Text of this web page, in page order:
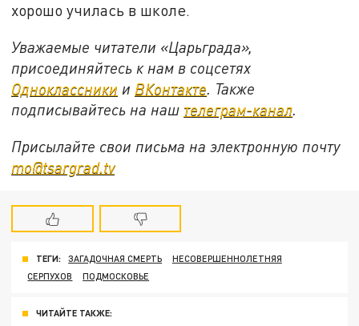
хорошо училась в школе.
Уважаемые читатели «Царьграда»,
присоединяйтесь к нам в соцсетях
Одноклассники и ВКонтакте. Также
подписывайтесь на наш телеграм-канал.
Присылайте свои письма на электронную почту
mo@tsargrad.tv
ТЕГИ: ЗАГАДОЧНАЯ СМЕРТЬ
НЕСОВЕРШЕННОЛЕТНЯЯ
СЕРПУХОВ
ПОДМОСКОВЬЕ
ЧИТАЙТЕ ТАКЖЕ: